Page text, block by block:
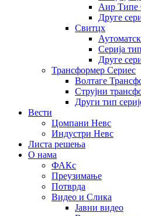
Аир Типе
Друге
Свитцх
Серија
Друге
Трансформер Сериес
Волтаге
Струјни
Други тип
Вести
Цомпани Невс
Индустри Невс
Листа решења
О нама
ФАКс
Преузимање
Потврда
Видео и Слика
Јавни видео